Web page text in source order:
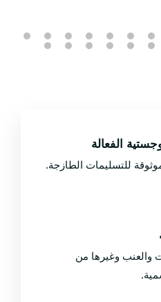
الفعالة
للتسليمات الطازجة.
والعنب وغيرها من